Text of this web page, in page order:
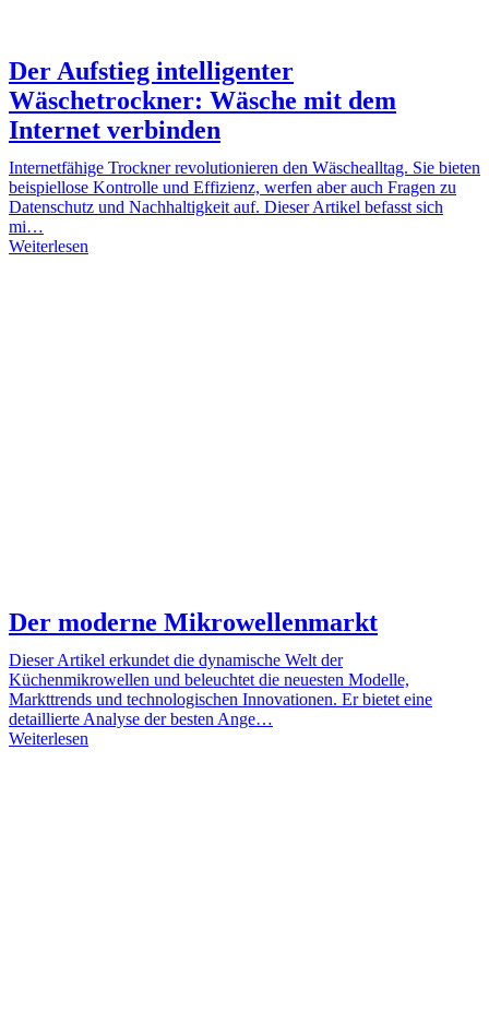
Der Aufstieg intelligenter
Wäschetrockner: Wäsche mit dem
Internet verbinden
Internetfähige Trockner revolutionieren den Wäschealltag. Sie bieten
beispiellose Kontrolle und Effizienz, werfen aber auch Fragen zu
Datenschutz und Nachhaltigkeit auf. Dieser Artikel befasst sich
mi…
Weiterlesen
Der moderne Mikrowellenmarkt
Dieser Artikel erkundet die dynamische Welt der
Küchenmikrowellen und beleuchtet die neuesten Modelle,
Markttrends und technologischen Innovationen. Er bietet eine
detaillierte Analyse der besten Ange…
Weiterlesen